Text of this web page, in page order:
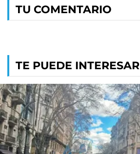
TU COMENTARIO
TE PUEDE INTERESAR